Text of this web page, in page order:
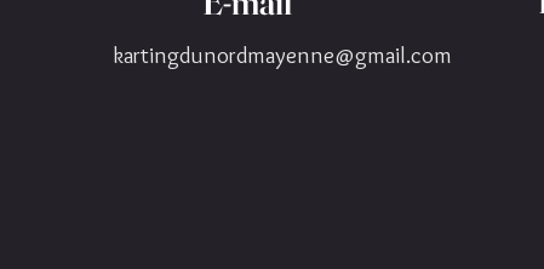
kartingdunordmayenne@gmail.com